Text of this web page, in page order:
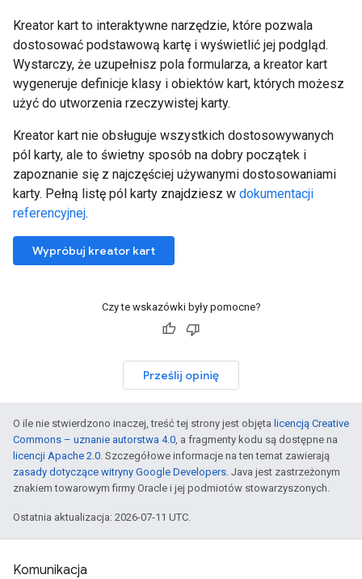
Kreator kart to interaktywne narzędzie, które pozwala
dostosować podstawową kartę i wyświetlić jej podgląd.
Wystarczy, że uzupełnisz pola formularza, a kreator kart
wygeneruje definicje klasy i obiektów kart, których możesz
użyć do utworzenia rzeczywistej karty.
Kreator kart nie obsługuje wszystkich dostosowywanych
pól karty, ale to świetny sposób na dobry początek i
zapoznanie się z najczęściej używanymi dostosowaniami
karty. Pełną listę pól karty znajdziesz w dokumentacji
referencyjnej.
Wypróbuj kreator kart
Czy te wskazówki były pomocne?
Prześlij opinię
O ile nie stwierdzono inaczej, treść tej strony jest objęta licencją Creative
Commons – uznanie autorstwa 4.0, a fragmenty kodu są dostępne na
licencji Apache 2.0. Szczegółowe informacje na ten temat zawierają
zasady dotyczące witryny Google Developers. Java jest zastrzeżonym
znakiem towarowym firmy Oracle i jej podmiotów stowarzyszonych.
Ostatnia aktualizacja: 2026-07-11 UTC.
Komunikacja